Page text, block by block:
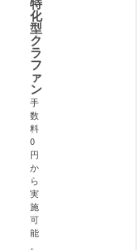
化
型
ク
ラ
フ
ァ
ン
手
数
料
0
円
か
ら
実
施
可
能